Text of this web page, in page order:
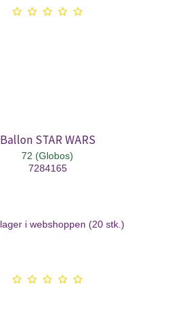
Ballon STAR WARS
72 (Globos)
7284165
i webshoppen (20 stk.)